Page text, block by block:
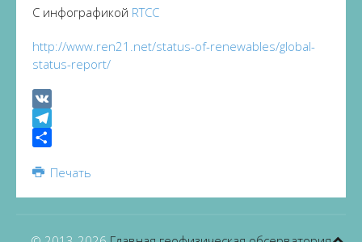
С инфографикой RTCC
http://www.ren21.net/status-of-renewables/global-
status-report/
VK
Telegram
Печать